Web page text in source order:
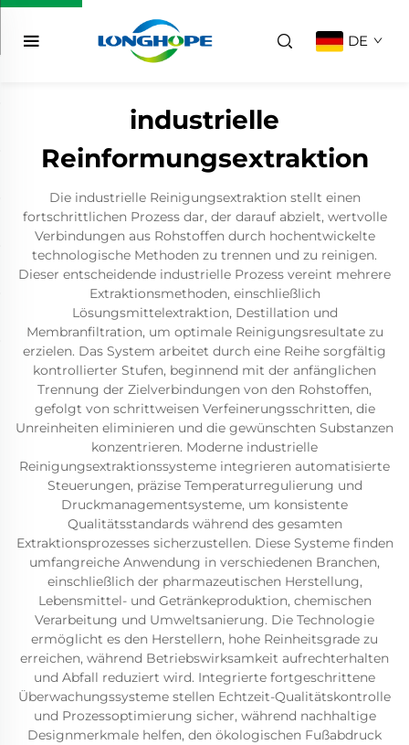
DE
industrielle
Reinformungsextraktion
Die industrielle Reinigungsextraktion stellt einen
fortschrittlichen Prozess dar, der darauf abzielt, wertvolle
Verbindungen aus Rohstoffen durch hochentwickelte
technologische Methoden zu trennen und zu reinigen.
Dieser entscheidende industrielle Prozess vereint mehrere
Extraktionsmethoden, einschließlich
Lösungsmittelextraktion, Destillation und
Membranfiltration, um optimale Reinigungsresultate zu
erzielen. Das System arbeitet durch eine Reihe sorgfältig
kontrollierter Stufen, beginnend mit der anfänglichen
Trennung der Zielverbindungen von den Rohstoffen,
gefolgt von schrittweisen Verfeinerungsschritten, die
Unreinheiten eliminieren und die gewünschten Substanzen
konzentrieren. Moderne industrielle
Reinigungsextraktionssysteme integrieren automatisierte
Steuerungen, präzise Temperaturregulierung und
Druckmanagementsysteme, um konsistente
Qualitätsstandards während des gesamten
Extraktionsprozesses sicherzustellen. Diese Systeme finden
umfangreiche Anwendung in verschiedenen Branchen,
einschließlich der pharmazeutischen Herstellung,
Lebensmittel- und Getränkeproduktion, chemischen
Verarbeitung und Umweltsanierung. Die Technologie
ermöglicht es den Herstellern, hohe Reinheitsgrade zu
erreichen, während Betriebswirksamkeit aufrechterhalten
und Abfall reduziert wird. Integrierte fortgeschrittene
Überwachungssysteme stellen Echtzeit-Qualitätskontrolle
und Prozessoptimierung sicher, während nachhaltige
Designmerkmale helfen, den ökologischen Fußabdruck